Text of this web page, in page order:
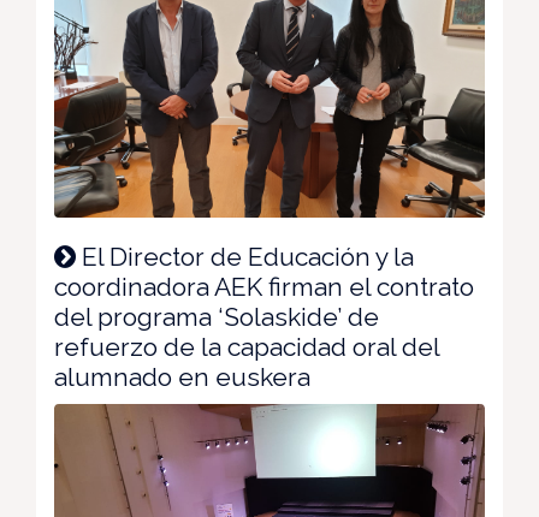
El Director de Educación y la
coordinadora AEK firman el contrato
del programa ‘Solaskide’ de
refuerzo de la capacidad oral del
alumnado en euskera